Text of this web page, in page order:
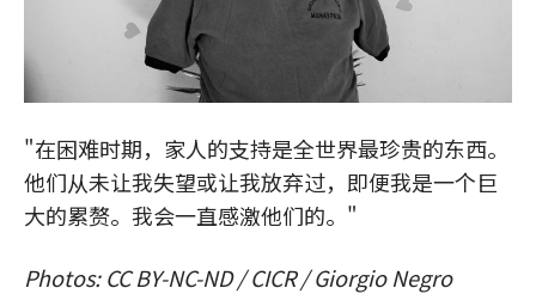
"在困难时期，家人的支持是全世界最珍贵的东西。
他们从未让我失望或让我放弃过，即便我是一个巨
大的累赘。我会一直感激他们的。"
Photos: CC BY-NC-ND / CICR / Giorgio Negro